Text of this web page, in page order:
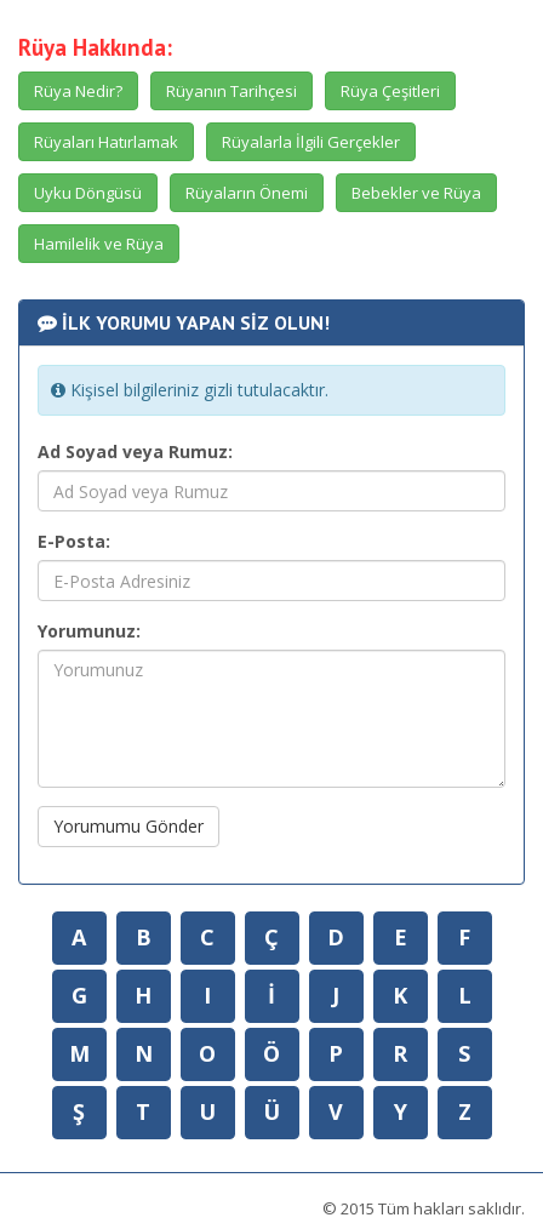
Rüya Hakkında:
Rüya Nedir? Rüyanın Tarihçesi Rüya Çeşitleri
Rüyaları Hatırlamak Rüyalarla İlgili Gerçekler
Uyku Döngüsü Rüyaların Önemi Bebekler ve Rüya
Hamilelik ve Rüya
İLK YORUMU YAPAN SİZ OLUN!
Kişisel bilgileriniz gizli tutulacaktır.
Ad Soyad veya Rumuz:
E-Posta:
Yorumunuz:
Yorumumu Gönder
A B C Ç D E
F
G
H I İ J K
L
M
N O Ö P R
S
Ş
T U Ü V Y Z
© 2015 Tüm hakları saklıdır.